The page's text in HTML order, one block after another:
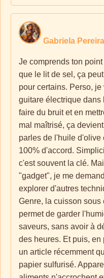
Gabriela Pereira
Je comprends ton
que le lit de sel, ça
pour certains. Perso,
guitare électrique dans
faire du bruit et en
mal maîtrisé, ça
parles de l'huile d'olive
100% d'accord.
c'est souvent la clé.
"gadget", je me
explorer d'autres
Genre, la cuisson sous
permet de garder
saveurs, sans avoir à
des heures. Et puis,
un article récemment
papier sulfurisé.